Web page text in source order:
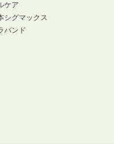
ケア
シグマックス
バンド